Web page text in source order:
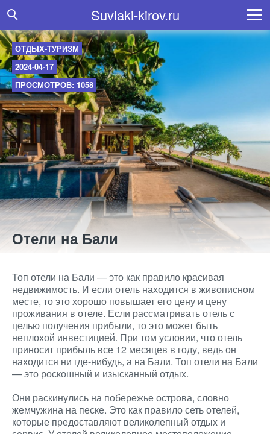
Suvlaki-kirov.ru
ОТДЫХ-ТУРИЗМ
2024-04-17
ПРОСМОТРОВ: 1058
Отели на Бали
Топ отели на Бали — это как правило красивая
недвижимость. И если отель находится в живописном
месте, то это хорошо повышает его цену и цену
проживания в отеле. Если рассматривать отель с
целью получения прибыли, то это может быть
неплохой инвестицией. При том условии, что отель
приносит прибыль все 12 месяцев в году, ведь он
находится ни где-нибудь, а на Бали. Топ отели на Бали
— это роскошный и изысканный отдых.
Они раскинулись на побережье острова, словно
жемчужина на песке. Это как правило сеть отелей,
которые предоставляют великолепный отдых и